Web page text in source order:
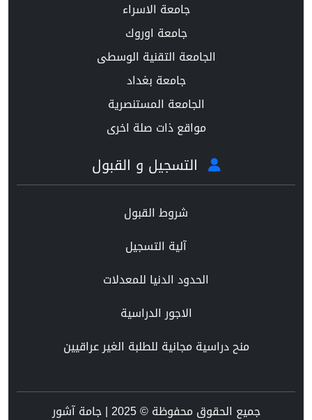
جامعة الاسراء
جامعة اوروك
الجامعة التقنية الوسطى
جامعة بغداد
الجامعة المستنصرية
مواقع ذات صلة اخرى
التسجيل و القبول
شروط القبول
آلية التسجيل
الحدود الدنيا للمعدلات
الاجور الدراسية
منح دراسية مجانية للطلبة الغير عراقيين
جميع الحقوق محفوظة © 2025 | جامة آشور